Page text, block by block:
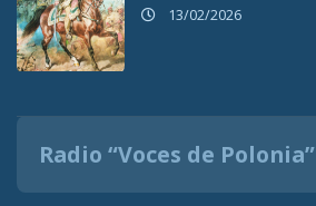
13/02/2026
Radio “Voces de Polonia”